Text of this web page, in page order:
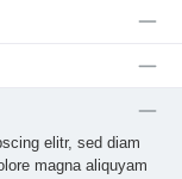
elitr, sed diam
magna aliquyam